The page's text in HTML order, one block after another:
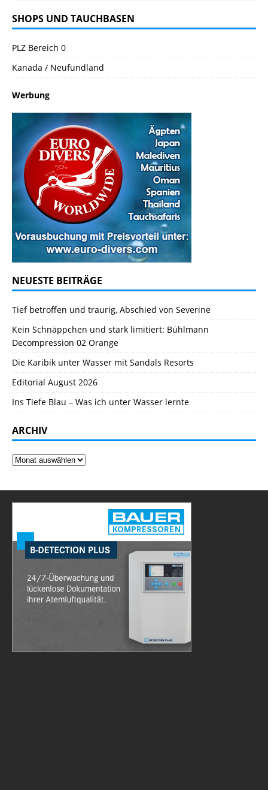
SHOPS UND TAUCHBASEN
PLZ Bereich 0
Kanada / Neufundland
Werbung
NEUESTE BEITRÄGE
Tief betroffen und traurig, Abschied von Severine
Kein Schnäppchen und stark limitiert: Bühlmann
Decompression 02 Orange
Die Karibik unter Wasser mit Sandals Resorts
Editorial August 2026
Ins Tiefe Blau – Was ich unter Wasser lernte
ARCHIV